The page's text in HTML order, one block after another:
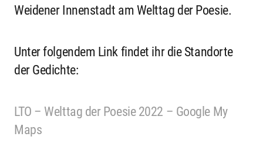
Weidener Innenstadt am Welttag der Poesie.
Unter folgendem Link findet ihr die Standorte
der Gedichte:
LTO – Welttag der Poesie 2022 – Google My
Maps